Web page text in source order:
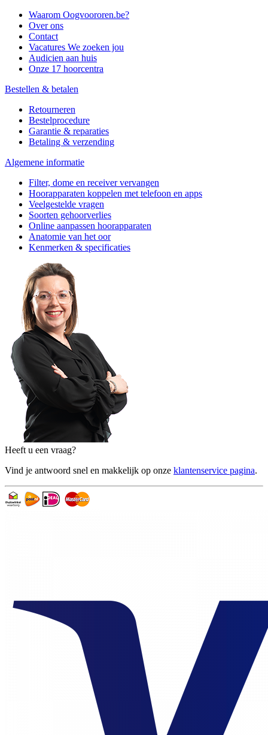
Waarom Oogvoororen.be?
Over ons
Contact
Vacatures We zoeken jou
Audicien aan huis
Onze 17 hoorcentra
Bestellen & betalen
Retourneren
Bestelprocedure
Garantie & reparaties
Betaling & verzending
Algemene informatie
Filter, dome en receiver vervangen
Hoorapparaten koppelen met telefoon en apps
Veelgestelde vragen
Soorten gehoorverlies
Online aanpassen hoorapparaten
Anatomie van het oor
Kenmerken & specificaties
Heeft u een vraag?
Vind je antwoord snel en makkelijk op onze klantenservice pagina.